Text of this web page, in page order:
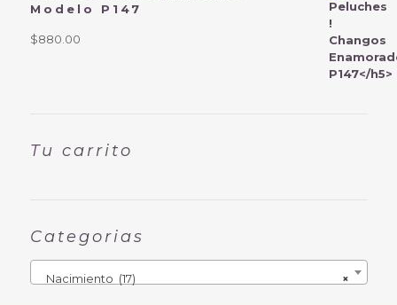
Modelo P147
$880.00
Tu carrito
Categorias
×
Nacimiento (17)